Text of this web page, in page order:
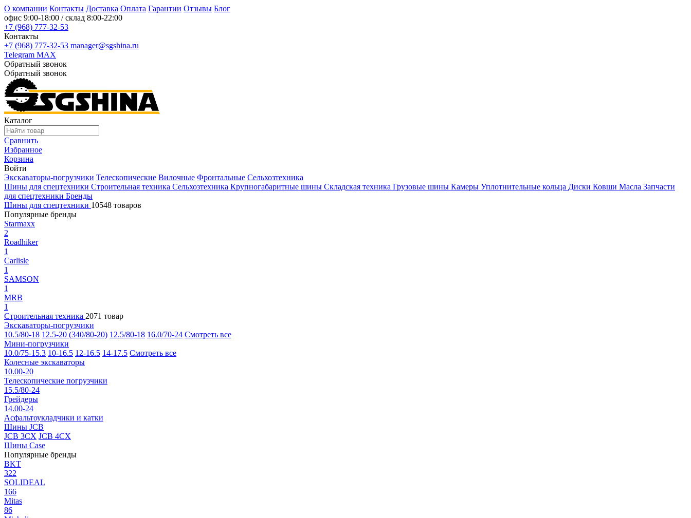
О компании Контакты Доставка Оплата Гарантии Отзывы Блог
офис 9:00-18:00 / склад 8:00-22:00
+7 (968) 777-32-53
Контакты
+7 (968) 777-32-53 manager@sgshina.ru
Telegram MAX
Обратный звонок
Обратный звонок
Каталог
Сравнить
Избранное
Корзина
Войти
Экскаваторы-погрузчики Телескопические Вилочные Фронтальные Сельхозтехника
Шины для спецтехники Строительная техника Сельхозтехника Крупногабаритные шины Складская техника Грузовые шины Камеры Уплотнительные кольца Диски Ковши Масла Запчасти
для спецтехники Бренды
Шины для спецтехники 10548 товаров
Популярные бренды
Starmaxx
2
Roadhiker
1
Carlisle
1
SAMSON
1
MRB
1
Строительная техника 2071 товар
Экскаваторы-погрузчики
10.5/80-18 12.5-20 (340/80-20) 12.5/80-18 16.0/70-24 Смотреть все
Мини-погрузчики
10.0/75-15.3 10-16.5 12-16.5 14-17.5 Смотреть все
Колесные экскаваторы
10.00-20
Телескопические погрузчики
15.5/80-24
Грейдеры
14.00-24
Асфальтоукладчики и катки
Шины JCB
JCB 3CX JCB 4CX
Шины Case
Популярные бренды
BKT
322
SOLIDEAL
166
Mitas
86